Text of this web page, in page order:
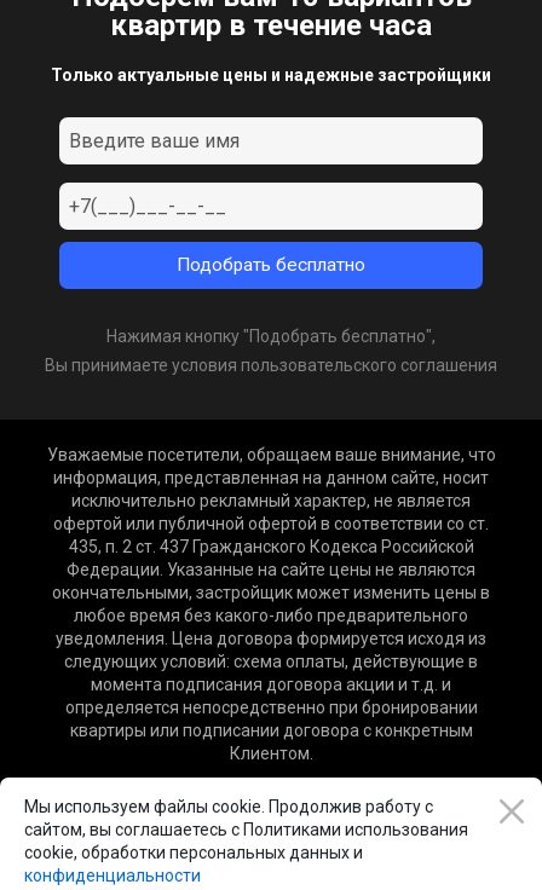
квартир в течение часа
Только актуальные цены и надежные застройщики
Нажимая кнопку "Подобрать бесплатно",
Вы принимаете условия пользовательского соглашения
Уважаемые посетители, обращаем ваше внимание, что
информация, представленная на данном сайте, носит
исключительно рекламный характер, не является
офертой или публичной офертой в соответствии со ст.
435, п. 2 ст. 437 Гражданского Кодекса Российской
Федерации. Указанные на сайте цены не являются
окончательными, застройщик может изменить цены в
любое время без какого-либо предварительного
уведомления. Цена договора формируется исходя из
следующих условий: схема оплаты, действующие в
момента подписания договора акции и т.д. и
определяется непосредственно при бронировании
квартиры или подписании договора с конкретным
Клиентом.
Мы используем файлы cookie. Продолжив работу с
сайтом, вы соглашаетесь с Политиками использования
cookie, обработки персональных данных и
конфиденциальности